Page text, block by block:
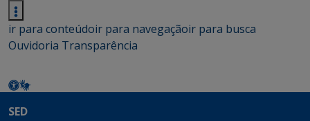
ir para conteúdoir para navegaçãoir para busca
Ouvidoria Transparência
SED